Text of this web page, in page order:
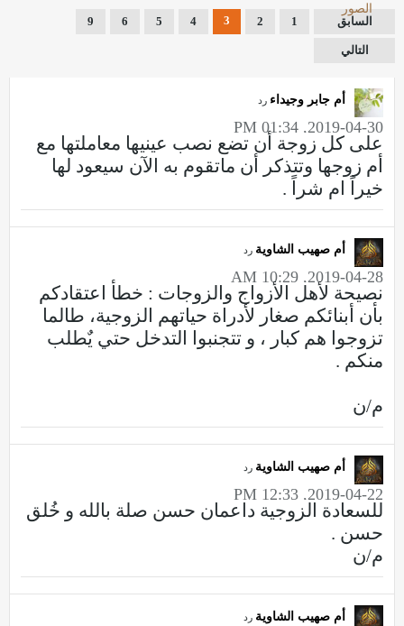
الصور
السابق 1
2
3
4
5
6
9
التالي
أم جابر وجيداء رد
2019-04-30, 01:34 PM
على كل زوجة أن تضع نصب عينيها معاملتها مع
أم زوجها وتتذكر أن ماتقوم به الآن سيعود لها
خيراً ام شراً .
أم صهيب الشاوية رد
2019-04-28, 10:29 AM
نصيحة لأهل الأزواج والزوجات : خطأ اعتقادكم
بأن أبنائكم صغار لأدراة حياتهم الزوجية، طالما
تزوجوا هم كبار ، و تتجنبوا التدخل حتي يٌطلب
منكم .
م/ن
أم صهيب الشاوية رد
2019-04-22, 12:33 PM
للسعادة الزوجية داعمان حسن صلة بالله و خُلق
حسن .
م/ن
أم صهيب الشاوية رد